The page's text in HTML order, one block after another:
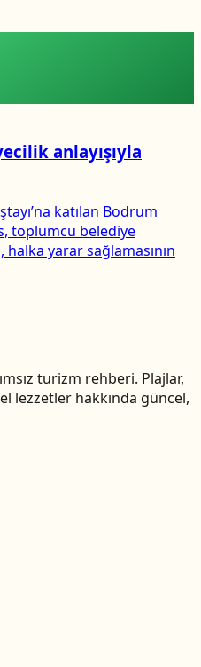
anlayışıyla
katılan Bodrum
toplumcu belediye
halka yarar sağlamasının
turizm rehberi. Plajlar,
lezzetler hakkında güncel,